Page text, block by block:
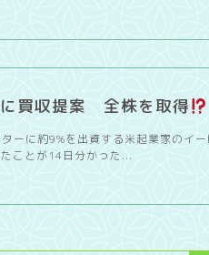
買収提案 全株を取得
に約9%を出資する米起業家のイー
ことが14日分かった...